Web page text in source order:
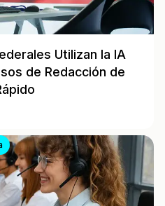
Utilizan la IA
de Redacción de